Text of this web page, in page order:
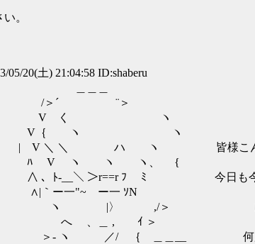
。
05/20(土) 21:04:58 ID:shaberu
¨＞
ヽ
ヽ
ヽ 皆様こんばん
ヽ、 {
ﾐ 今日も今日とて、重要安
ー一 ｿΝ
、安価スレは思うよ
, ｲ ＞
__ 何度プロットを破壊